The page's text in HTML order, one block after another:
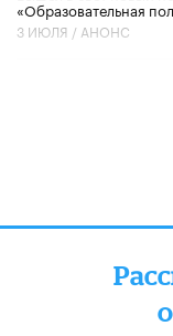
«Образовательная
3 ИЮЛЯ / АНОНС